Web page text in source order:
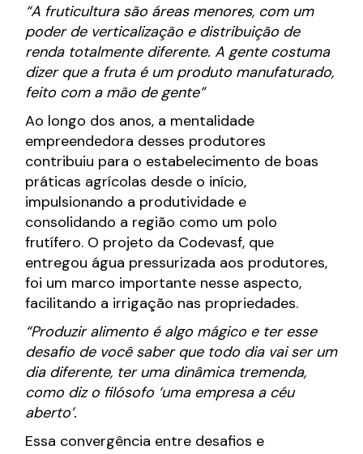
“A fruticultura são áreas menores, com um
poder de verticalização e distribuição de
renda totalmente diferente. A gente costuma
dizer que a fruta é um produto manufaturado,
feito com a mão de gente”
Ao longo dos anos, a mentalidade
empreendedora desses produtores
contribuiu para o estabelecimento de boas
práticas agrícolas desde o início,
impulsionando a produtividade e
consolidando a região como um polo
frutífero. O projeto da Codevasf, que
entregou água pressurizada aos produtores,
foi um marco importante nesse aspecto,
facilitando a irrigação nas propriedades.
“Produzir alimento é algo mágico e ter esse
desafio de você saber que todo dia vai ser um
dia diferente, ter uma dinâmica tremenda,
como diz o filósofo ‘uma empresa a céu
aberto’.
Essa convergência entre desafios e